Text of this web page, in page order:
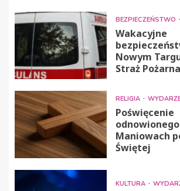
BEZPIECZEŃSTWO
Wakacyjne
Nowym
Straż
RELIGIA
Poświęcenie
Maniowach
Świętej
KULTURA